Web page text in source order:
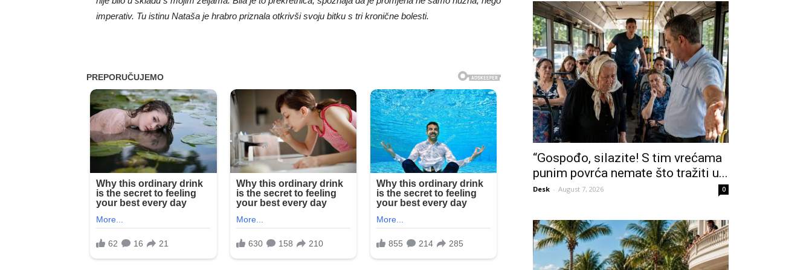
imperativ. Tu istinu Nataša je hrabro priznala otkrivši svoju bitku s tri kronične bolesti.
“Gospođo, silazite! S tim vrećama
punim povrća nemate što tražiti u...
Desk - August 7, 2026 0